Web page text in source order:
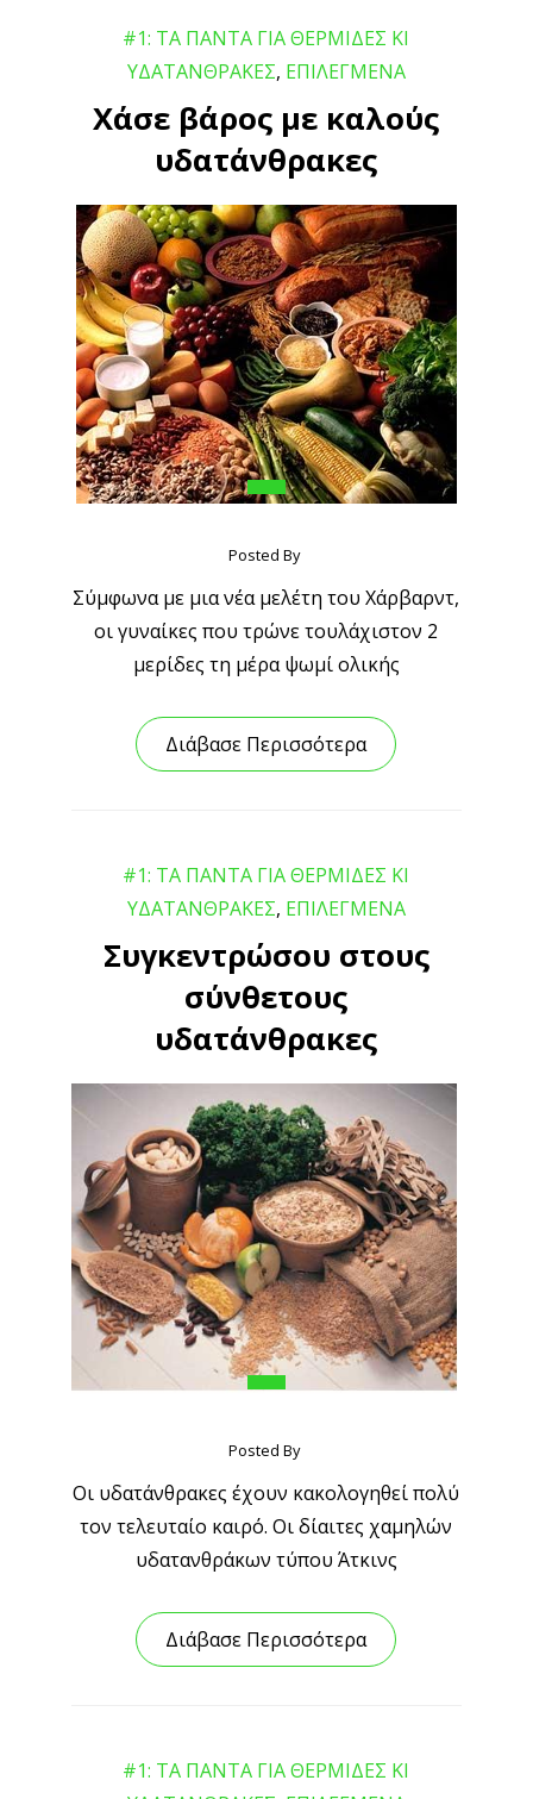
#1: ΤΑ ΠΑΝΤΑ ΓΙΑ ΘΕΡΜΙΔΕΣ ΚΙ
ΥΔΑΤΑΝΘΡΑΚΕΣ, ΕΠΙΛΕΓΜΕΝΑ
Χάσε βάρος με καλούς
υδατάνθρακες
Posted By
Σύμφωνα με μια νέα μελέτη του Χάρβαρντ,
οι γυναίκες που τρώνε τουλάχιστον 2
μερίδες τη μέρα ψωμί ολικής
Διάβασε Περισσότερα
#1: ΤΑ ΠΑΝΤΑ ΓΙΑ ΘΕΡΜΙΔΕΣ ΚΙ
ΥΔΑΤΑΝΘΡΑΚΕΣ, ΕΠΙΛΕΓΜΕΝΑ
Συγκεντρώσου στους
σύνθετους
υδατάνθρακες
Posted By
Οι υδατάνθρακες έχουν κακολογηθεί πολύ
τον τελευταίο καιρό. Οι δίαιτες χαμηλών
υδατανθράκων τύπου Άτκινς
Διάβασε Περισσότερα
#1: ΤΑ ΠΑΝΤΑ ΓΙΑ ΘΕΡΜΙΔΕΣ ΚΙ